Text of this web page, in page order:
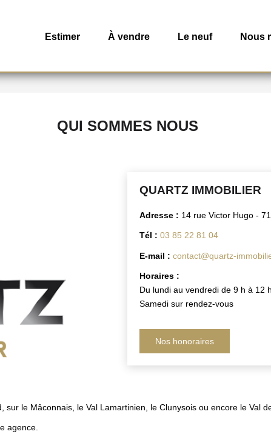
Estimer À vendre Le neuf Nous
QUI SOMMES NOUS
QUARTZ IMMOBILIER
Adresse : 14 rue Victor Hugo -
Tél : 03 85 22 81 04
E-mail : contact@quartz-
Horaires :
Du lundi au vendredi de 9 h à 12
Samedi sur rendez-vous
Nos honoraires
le Mâconnais, le Val Lamartinien, le Clunysois ou encore le Val
agence.